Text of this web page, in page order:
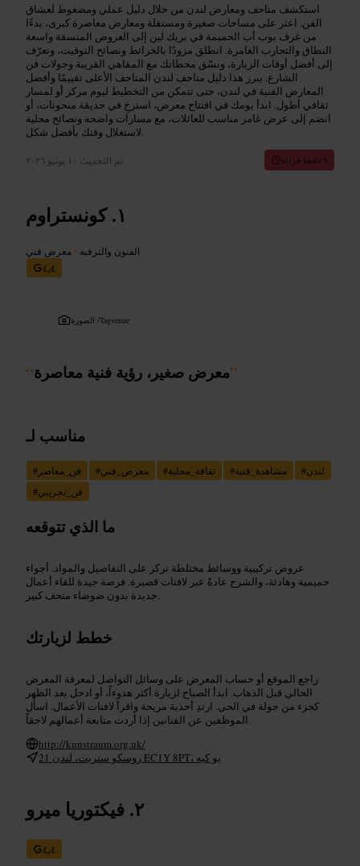
استكشف متاحف ومعارض لندن من خلال دليل عملي ومضغوط لعشاق
الفن. اعثر على مساحات صغيرة ومستقلة ومعارض معاصرة كبرى، بدءًا
من غرف بوب أب الحميمة في بريك لين إلى العروض المنسقة واسعة
النطاق والتجارب الغامرة. انطلق مزودًا بالخرائط ونصائح التوقيت، وتعرّف
إلى أفضل أوقات الزيارة، ونسّق محطاتك مع المقاهي القريبة وجولات فن
الشارع. يبرز هذا دليل متاحف لندن المتاحف الأعلى تقييمًا وأفضل
المعارض الفنية في لندن، حتى تتمكن من التخطيط ليوم مركز أو لمسار
ثقافي أطول. ابدأ يومك في افتتاح معرض، استرخِ في حديقة منحوتات، أو
انضم إلى عرض غامر مناسب للعائلات، مع مسارات واضحة ونصائح محلية
لاستغلال وقتك بأفضل شكل.
تم التحديث ١٠ يونيو ٢٠٢٦ ٦ دقيقة قراءة
كونستراوم
الفنون والترفيه • معرض فني
٤٫٤
الصورة /Tagvenue
“معرض صغير، رؤية فنية معاصرة”
مناسب لـ
# فن_معاصر #معرض_فني #ثقافة_محلية #مشاهدة_فنية #لندن
#فن_تجريبي
ما الذي تتوقعه
عروض تركيبية ووسائط مختلطة تركز على التفاصيل والمواد. أجواء
حميمية وهادئة، والشرح عادةً عبر لافتات قصيرة. فرصة جيدة للقاء أعمال
جديدة بدون ضوضاء متحف كبير.
خطط لزيارتك
راجع الموقع أو حساب المعرض على وسائل التواصل لمعرفة المعرض
الحالي قبل الذهاب. ابدأ الصباح لزيارة أكثر هدوءاً، أو ادخل بعد الظهر
كجزء من جولة في الحي. ارتدِ أحذية مريحة واقرأ لافتات الأعمال. اسأل
الموظفين عن الفنانين إذا أردت متابعة أعمالهم لاحقاً.
http://kunstraum.org.uk/
21 روسكو ستريت، لندن EC1Y 8PT، يو كيه
فيكتوريا ميرو
٤٫٤